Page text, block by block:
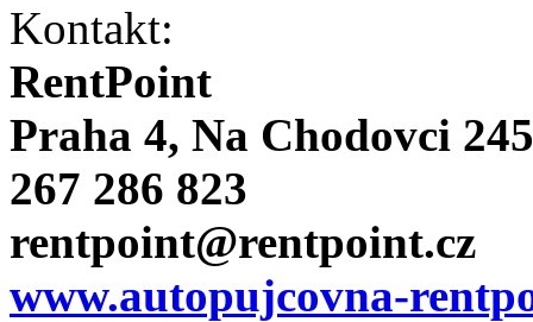
Kontakt:
RentPoint
Praha 4, Na Chodovci
267 286 823
rentpoint@rentpoint.cz
www.autopujcovna-